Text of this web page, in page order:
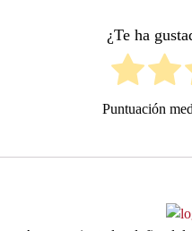
¿Te ha
Puntuación